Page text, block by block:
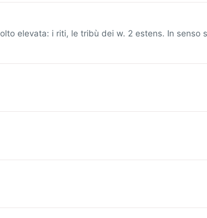
elevata: i riti, le tribù dei w. 2 estens. In senso